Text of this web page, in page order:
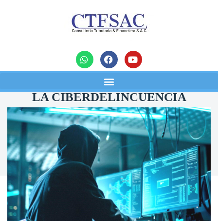
noticias
LA CIBERDELINCUENCIA
REFORZADA CON LA
INTELIGENCIA ARTIFICIAL
03/11/2023